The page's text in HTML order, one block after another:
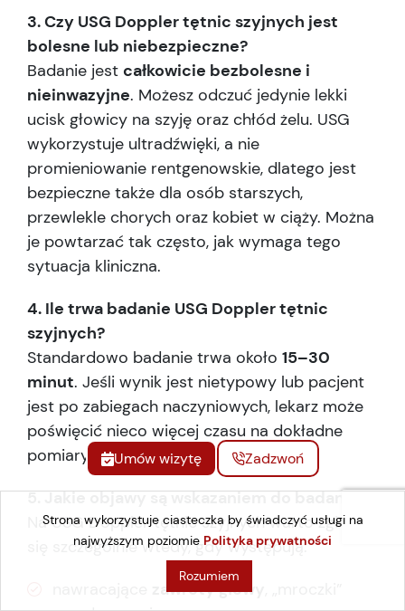
Strona wykorzystuje ciasteczka by świadczyć usługi na
najwyższym poziomie Polityka prywatności
Rozumiem
3. Czy USG Doppler tętnic szyjnych jest
bolesne lub niebezpieczne?
Badanie jest całkowicie bezbolesne i
nieinwazyjne. Możesz odczuć jedynie lekki
ucisk głowicy na szyję oraz chłód żelu. USG
wykorzystuje ultradźwięki, a nie
promieniowanie rentgenowskie, dlatego jest
bezpieczne także dla osób starszych,
przewlekle chorych oraz kobiet w ciąży. Można
je powtarzać tak często, jak wymaga tego
sytuacja kliniczna.
4. Ile trwa badanie USG Doppler tętnic
szyjnych?
Standardowo badanie trwa około 15–30
minut. Jeśli wynik jest nietypowy lub pacjent
jest po zabiegach naczyniowych, lekarz może
poświęcić nieco więcej czasu na dokładne
pomiary i dokumentację.
5. Jakie objawy są wskazaniem do badania?
Na USG Doppler tętnic szyjnych warto zgłosić
się szczególnie wtedy, gdy występują:
zawroty głowy
Umów wizytę Zadzwoń